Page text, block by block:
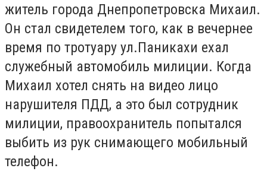
житель города Днепропетровска Михаил.
Он стал свидетелем того, как в вечернее
время по тротуару ул.Паникахи ехал
служебный автомобиль милиции. Когда
Михаил хотел снять на видео лицо
нарушителя ПДД, а это был сотрудник
милиции, правоохранитель попытался
выбить из рук снимающего мобильный
телефон.